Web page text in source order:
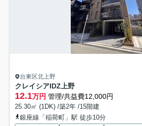
台東区北上野
クレイシアIDZ上野
12.1万円 管理/共益費12,000円
25.30㎡ (1DK) /築2年 /15階建
銀座線「稲荷町」駅 徒歩10分